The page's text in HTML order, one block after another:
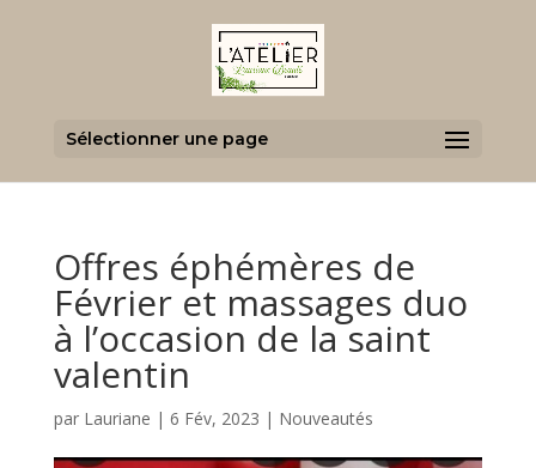
Sélectionner une page
Offres éphémères de
Février et massages duo
à l’occasion de la saint
valentin
par Lauriane | 6 Fév, 2023 | Nouveautés